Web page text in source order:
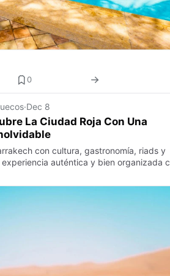
0
·Dec 8
La Ciudad Roja Con Una
con cultura, gastronomía, riads y
auténtica y bien organizada